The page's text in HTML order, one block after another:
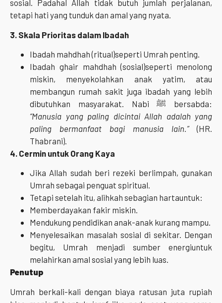
sosial. Padahal Allah tidak butuh jumlah perjalanan,
tetapi hati yang tunduk dan amal yang nyata.
3. Skala Prioritas dalam Ibadah
Ibadah mahdhah (ritual)seperti Umrah penting.
Ibadah ghair mahdhah (sosial)seperti menolong
miskin, menyekolahkan anak yatim, atau
membangun rumah sakit juga ibadah yang lebih
dibutuhkan masyarakat. Nabi ﷺ bersabda:
“Manusia yang paling dicintai Allah adalah yang
paling bermanfaat bagi manusia lain.”(HR.
Thabrani).
4. Cermin untuk Orang Kaya
Jika Allah sudah beri rezeki berlimpah, gunakan
Umrah sebagai penguat spiritual.
Tetapi setelah itu, alihkah sebagian hartauntuk:
Memberdayakan fakir miskin.
Mendukung pendidikan anak-anak kurang mampu.
Menyelesaikan masalah sosial di sekitar. Dengan
begitu, Umrah menjadi sumber energiuntuk
melahirkan amal sosial yang lebih luas.
Penutup
Umrah berkali-kali dengan biaya ratusan juta rupiah